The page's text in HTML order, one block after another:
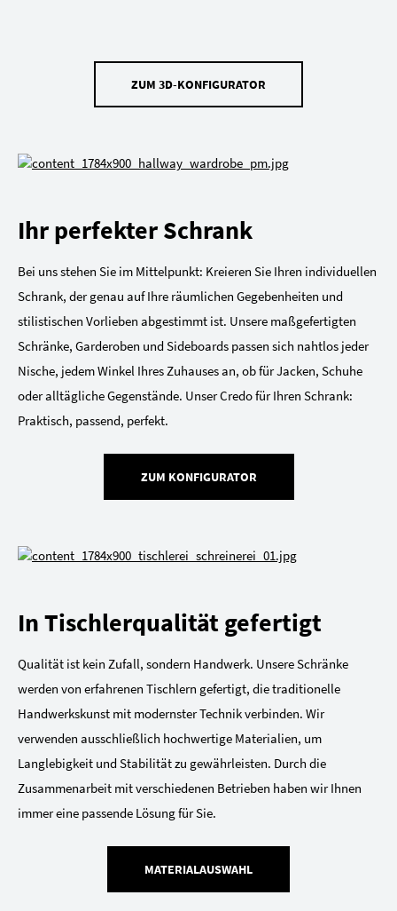
ZUM 3D-KONFIGURATOR
Ihr perfekter Schrank
Bei uns stehen Sie im Mittelpunkt: Kreieren Sie Ihren individuellen
Schrank, der genau auf Ihre räumlichen Gegebenheiten und
stilistischen Vorlieben abgestimmt ist. Unsere maßgefertigten
Schränke, Garderoben und Sideboards passen sich nahtlos jeder
Nische, jedem Winkel Ihres Zuhauses an, ob für Jacken, Schuhe
oder alltägliche Gegenstände. Unser Credo für Ihren Schrank:
Praktisch, passend, perfekt.
ZUM KONFIGURATOR
In Tischlerqualität gefertigt
Qualität ist kein Zufall, sondern Handwerk. Unsere Schränke
werden von erfahrenen Tischlern gefertigt, die traditionelle
Handwerkskunst mit modernster Technik verbinden. Wir
verwenden ausschließlich hochwertige Materialien, um
Langlebigkeit und Stabilität zu gewährleisten. Durch die
Zusammenarbeit mit verschiedenen Betrieben haben wir Ihnen
immer eine passende Lösung für Sie.
MATERIALAUSWAHL